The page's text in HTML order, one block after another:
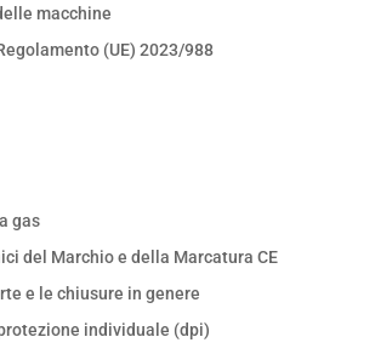
macchine
(UE) 2023/988
gas
del Marchio e della Marcatura CE
e le chiusure in genere
individuale (dpi)